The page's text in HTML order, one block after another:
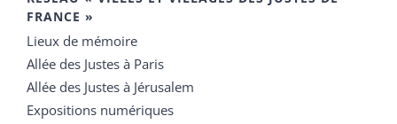
FRANCE »
Lieux de mémoire
Allée des Justes à Paris
Allée des Justes à Jérusalem
Expositions numériques